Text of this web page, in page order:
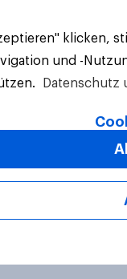
klicken,
und -
Datenschutz